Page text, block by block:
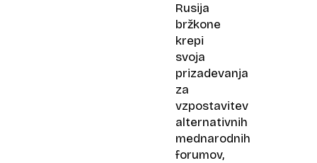
Rusija
bržkone
krepi
svoja
prizadevanja
za
vzpostavitev
alternativnih
mednarodnih
forumov,